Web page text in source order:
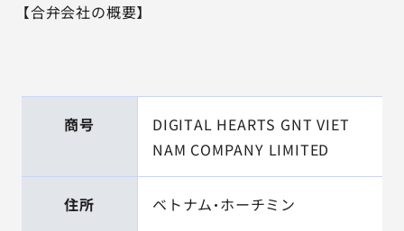
【合弁会社の概要】
商号
DIGITAL HEARTS GNT VIET
NAM COMPANY LIMITED
住所 ベトナム・ホーチミン